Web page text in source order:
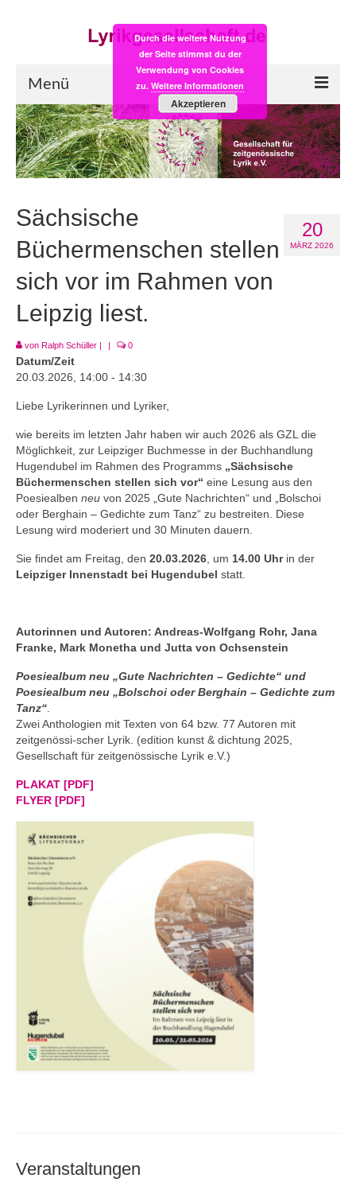
Menü
Start
LYRIK:POST
Einkaufsladen
Empfehlung des Monats
Videos
Veranstaltungen
Andenken
Leipziger Lyrikbibliothek
Lyrikschaufenster im Literaturhaus Leipzig
Mitglied werden
20
MÄRZ 2026
Sächsische
Büchermenschen stellen
sich vor im Rahmen von
Leipzig liest.
von Ralph Schüller | | 0
Datum/Zeit
20.03.2026, 14:00 - 14:30
Liebe Lyrikerinnen und Lyriker,
wie bereits im letzten Jahr haben wir auch 2026 als GZL die
Möglichkeit, zur Leipziger Buchmesse in der Buchhandlung
Hugendubel im Rahmen des Programms „Sächsische
Büchermenschen stellen sich vor“ eine Lesung aus den
Poesiealben neu von 2025 „Gute Nachrichten“ und „Bolschoi
oder Berghain – Gedichte zum Tanz“ zu bestreiten. Diese
Lesung wird moderiert und 30 Minuten dauern.
Sie findet am Freitag, den 20.03.2026 , um 14.00 Uhr in der
Leipziger Innenstadt bei Hugendubel statt.
Autorinnen und Autoren: Andreas-Wolfgang Rohr, Jana
Franke, Mark Monetha und Jutta von Ochsenstein
Poesiealbum neu „Gute Nachrichten – Gedichte“ und
Poesiealbum neu „Bolschoi oder Berghain – Gedichte zum
Tanz“
Zwei Anthologien mit Texten von 64 bzw. 77 Autoren mit
zeitgenössi-scher Lyrik. (edition kunst & dichtung 2025,
Gesellschaft für zeitgenössische Lyrik e.V.)
PLAKAT [PDF]
FLYER [PDF]
Veranstaltungen
Durch die weitere Nutzung
der Seite stimmst du der
Verwendung von Cookies
zu. Weitere Informationen
Akzeptieren